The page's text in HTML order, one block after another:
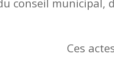
conseil municipal,
Ces